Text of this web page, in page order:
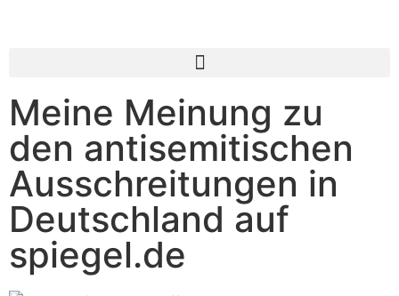
Meine Meinung zu
den antisemitischen
Ausschreitungen in
Deutschland auf
spiegel.de